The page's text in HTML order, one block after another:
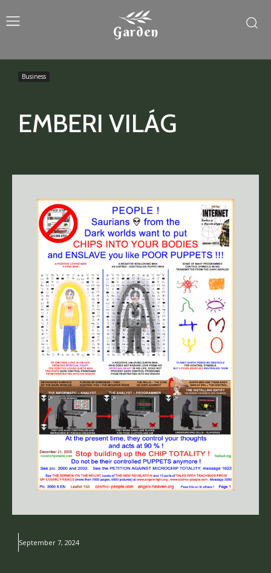
Garden
EMBERI VILÁG
Business
September 7, 2024